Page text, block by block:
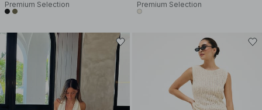
Premium Selection
Premium Selection